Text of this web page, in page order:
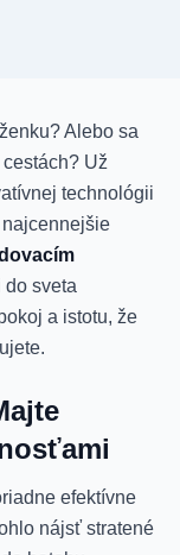
Alebo sa
Už
technológii
do sveta
a istotu, že
efektívne
nájsť stratené